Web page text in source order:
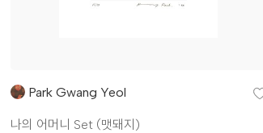
Park Gwang Yeol
나의 어머니 Set (맷돼지)